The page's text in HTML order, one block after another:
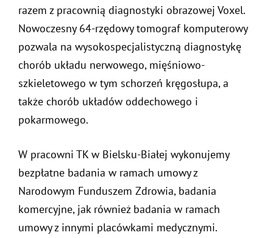
razem z pracownią diagnostyki obrazowej Voxel.
Nowoczesny 64-rzędowy tomograf komputerowy
pozwala na wysokospecjalistyczną diagnostykę
chorób układu nerwowego, mięśniowo-
szkieletowego w tym schorzeń kręgosłupa, a
także chorób układów oddechowego i
pokarmowego.
W pracowni TK w Bielsku-Białej wykonujemy
bezpłatne badania w ramach umowy z
Narodowym Funduszem Zdrowia, badania
komercyjne, jak również badania w ramach
umowy z innymi placówkami medycznymi.